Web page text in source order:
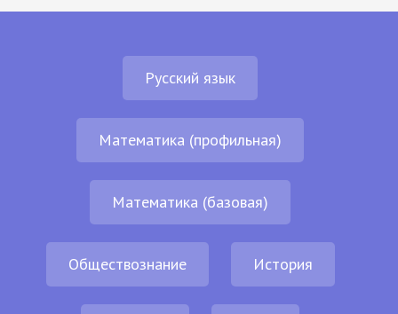
Русский язык
Математика (профильная)
Математика (базовая)
Обществознание История